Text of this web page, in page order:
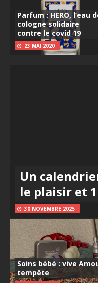
Parfum : HERO, l’eau
cologne solidaire
contre le covid 19
23 MAI 2020
Un
le plaisir et
30 NOVEMBRE 2025
Soins bébé : vive
tempête